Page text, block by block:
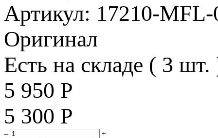
Артикул: 17210-MFL-
Оригинал
Есть на складе ( 3 шт.
5 950 Р
5 300 Р
– +